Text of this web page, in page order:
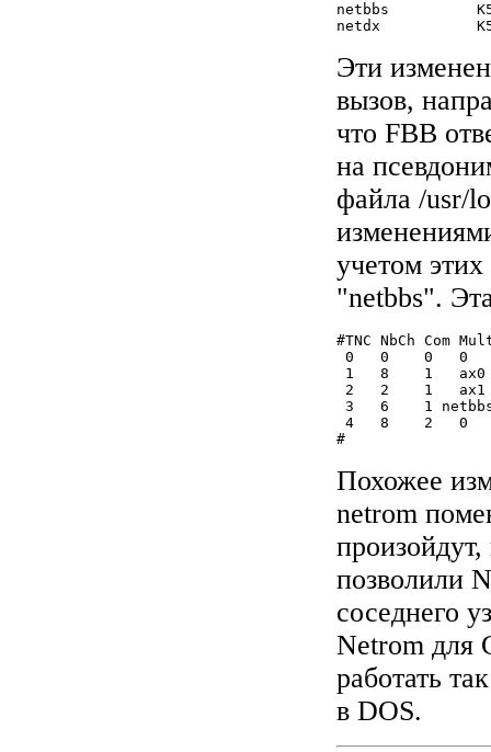
netbbs		K5DI-3	LCBBS	 235	FBB BBS
Эти
вызов,
что FBB
на
файла /usr/
учетом
"netbbs".
#TNC NbCh Com
0   0    0   0
1   8    1   ax0
2   2    1   ax1
3   6    1
4   8    2   0
#
Похожее
netrom
позволили
соседнего
Netrom для
работать
в DOS.